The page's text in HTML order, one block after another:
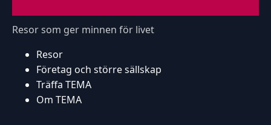
Resor som ger minnen för livet
Resor
Företag och större sällskap
Träffa TEMA
Om TEMA